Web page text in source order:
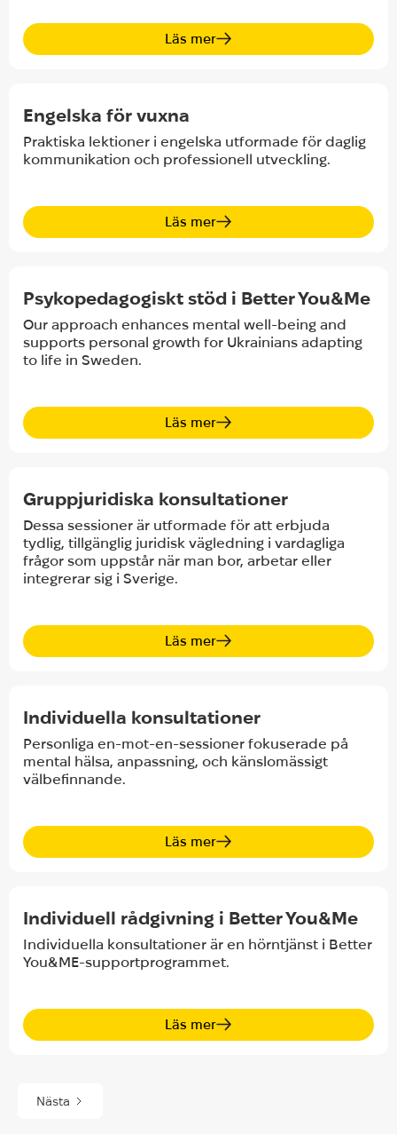
Läs mer
Empower Hub S
Engelska för vuxna
Praktiska lektioner i engelska utformade för daglig
kommunikation och professionell utveckling.
Läs mer
Better You&Me K
Psykopedagogiskt stöd i Better You&Me
Our approach enhances mental well-being and
supports personal growth for Ukrainians adapting
to life in Sweden.
Läs mer
Empower Hub S
Gruppjuridiska konsultationer
Dessa sessioner är utformade för att erbjuda
tydlig, tillgänglig juridisk vägledning i vardagliga
frågor som uppstår när man bor, arbetar eller
integrerar sig i Sverige.
Läs mer
Empower Hub S
Individuella konsultationer
Personliga en-mot-en-sessioner fokuserade på
mental hälsa, anpassning, och känslomässigt
välbefinnande.
Läs mer
Better You&Me M
Individuell rådgivning i Better You&Me
Individuella konsultationer är en hörntjänst i Better
You&ME-supportprogrammet.
Läs mer
Nästa